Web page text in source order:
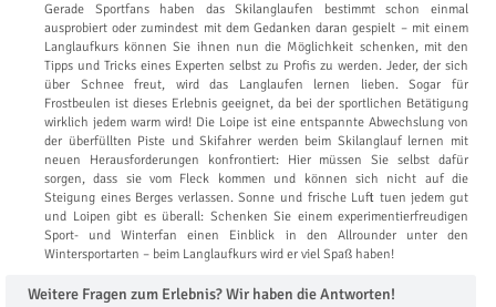
Gerade Sportfans haben das Skilanglaufen bestimmt schon einmal
ausprobiert oder zumindest mit dem Gedanken daran gespielt – mit einem
Langlaufkurs können Sie ihnen nun die Möglichkeit schenken, mit den
Tipps und Tricks eines Experten selbst zu Profis zu werden. Jeder, der sich
über Schnee freut, wird das Langlaufen lernen lieben. Sogar für
Frostbeulen ist dieses Erlebnis geeignet, da bei der sportlichen Betätigung
wirklich jedem warm wird! Die Loipe ist eine entspannte Abwechslung von
der überfüllten Piste und Skifahrer werden beim Skilanglauf lernen mit
neuen Herausforderungen konfrontiert: Hier müssen Sie selbst dafür
sorgen, dass sie vom Fleck kommen und können sich nicht auf die
Steigung eines Berges verlassen. Sonne und frische Luft tuen jedem gut
und Loipen gibt es überall: Schenken Sie einem experimentierfreudigen
Sport- und Winterfan einen Einblick in den Allrounder unter den
Wintersportarten – beim Langlaufkurs wird er viel Spaß haben!
Weitere Fragen zum Erlebnis? Wir haben die Antworten!